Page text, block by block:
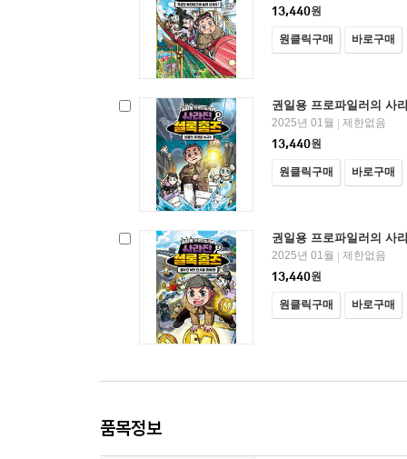
13,440원
원클릭구매 바로구매
권일용 프로파일러의 사
2025년 01월 | 제한없음
13,440원
원클릭구매 바로구매
권일용 프로파일러의 사
2025년 01월 | 제한없음
13,440원
원클릭구매 바로구매
품목정보